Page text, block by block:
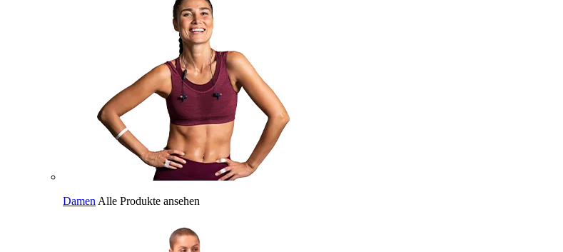
Damen Alle Produkte ansehen